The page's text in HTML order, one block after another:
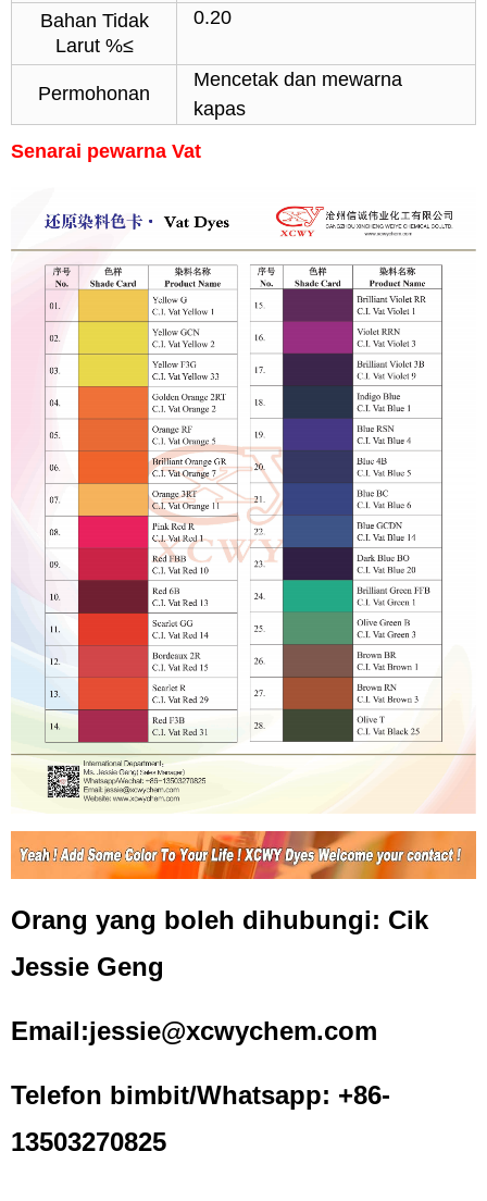
Bahan Tidak
Larut %≤
0.20
Permohonan
Mencetak dan mewarna
kapas
Senarai pewarna Vat
Orang yang boleh dihubungi: Cik
Jessie Geng
Email:jessie@xcwychem.com
Telefon bimbit/Whatsapp: +86-
13503270825